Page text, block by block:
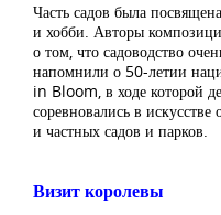
Часть садов была
и хобби. Авторы
о том, что садоводство
напомнили о 50-летии
in Bloom, в ходе которой
соревновались в
и частных садов и парков.
Визит королевы